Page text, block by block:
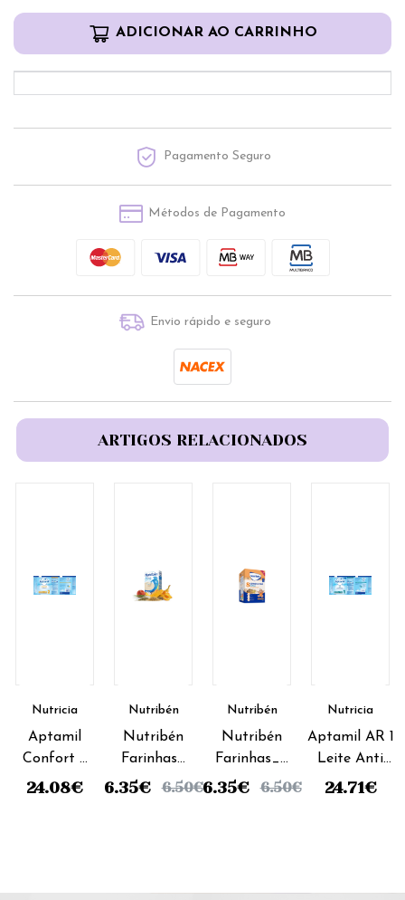
ADICIONAR AO CARRINHO
Pagamento Seguro
Métodos de Pagamento
Envio rápido e seguro
ARTIGOS RELACIONADOS
Nutricia
Aptamil
Confort 2
Leite
24.08€
Nutribén
Nutribén
Farinhas_
8 Cereais
6.35€ 6.50€
Nutribén
Nutribén
Farinhas_8
Cereais &
6.35€ 6.50€
Nutricia
Aptamil AR 1
Leite Anti
Regurgitação
24.71€